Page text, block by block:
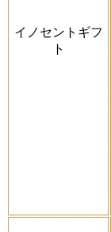
イノセントギフ
ト